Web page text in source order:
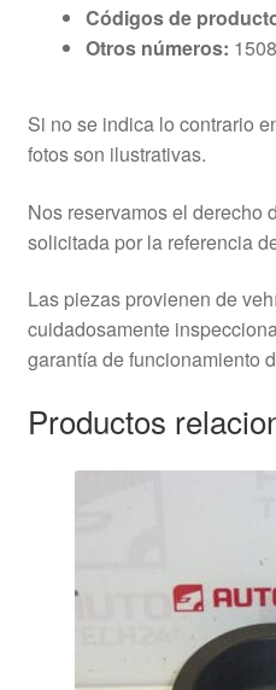
Códigos de
Otros números:
Si no se indica lo contrario
fotos son ilustrativas.
Nos reservamos el derecho
solicitada por la referencia
Las piezas provienen de
cuidadosamente
garantía de funcionamiento
Productos